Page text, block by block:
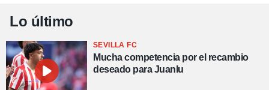
Lo último
SEVILLA FC
Mucha competencia por el recambio
deseado para Juanlu